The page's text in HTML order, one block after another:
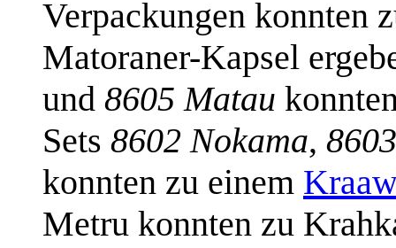
Verpackungen konnten
Matoraner-Kapsel
und 8605 Matau
Sets 8602 Nokama,
konnten zu einem
Metru konnten zu